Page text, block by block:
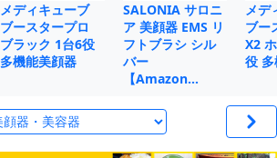
メディキューブ
ブースタープロ
ブラック 1台6役
多機能美顔器
SALONIA サロニ
ア 美顔器 EMS リ
フトブラシ シル
バー
【Amazon…
メデ
ブー
X2
役